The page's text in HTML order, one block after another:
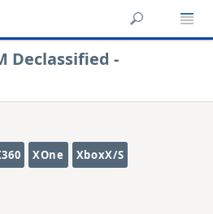
Declassified -
XOne XboxX/S